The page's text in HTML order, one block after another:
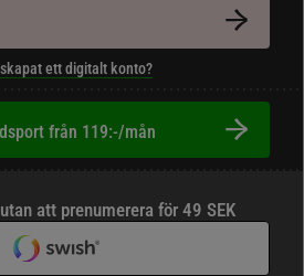
ett digitalt konto?
från 119:-/mån